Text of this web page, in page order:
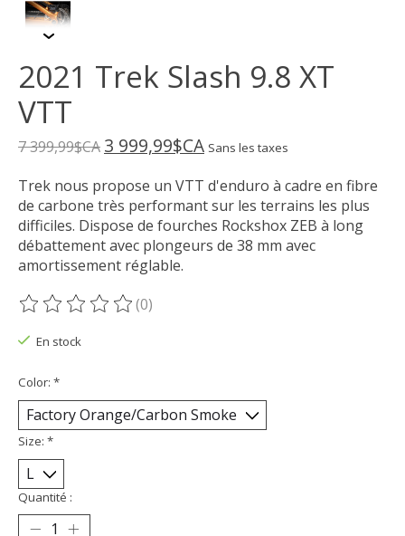
2021 Trek Slash 9.8 XT
VTT
7 399,99$CA 3 999,99$CA Sans les taxes
Trek nous propose un VTT d'enduro à cadre en fibre
de carbone très performant sur les terrains les plus
difficiles. Dispose de fourches Rockshox ZEB à long
débattement avec plongeurs de 38 mm avec
amortissement réglable.
Ce produit est évalué à
(0)
En stock
Color: *
Size: *
Quantité :